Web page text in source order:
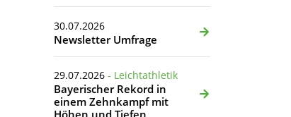
30.07.2026
Newsletter Umfrage
29.07.2026 - Leichtathletik
Bayerischer Rekord in
einem Zehnkampf mit
Höhen und Tiefen